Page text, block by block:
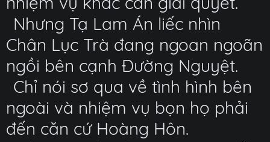
Nhưng Tạ Lam Án liếc nhìn
Chân Lục Trà đang ngoan ngoãn
ngồi bên cạnh Đường Nguyệt.
Chỉ nói sơ qua về tình hình bên
ngoài và nhiệm vụ bọn họ phải
đến căn cứ Hoàng Hôn.